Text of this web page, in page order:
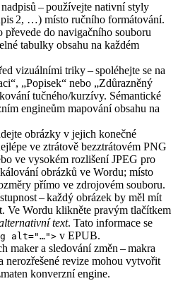
– používejte nativní styly
2, …) místo ručního formátování.
převede do navigačního souboru
tabulky obsahu na každém
vizuálními triky– spoléhejte se na
„Popisek“ nebo „Zdůrazněný
tučného/kurzívy. Sémantické
engineům mapování obsahu na
obrázky v jejich konečné
ve ztrátově bezztrátovém PNG
ve vysokém rozlišení JPEG pro
obrázků ve Wordu; místo
přímo ve zdrojovém souboru.
– každý obrázek by měl mít
Ve Wordu klikněte pravým tlačítkem
text. Tato informace se
alt="…"> v EPUB.
maker a sledování změn – makra
nerozřešené revize mohou vytvořit
konverzní engine.